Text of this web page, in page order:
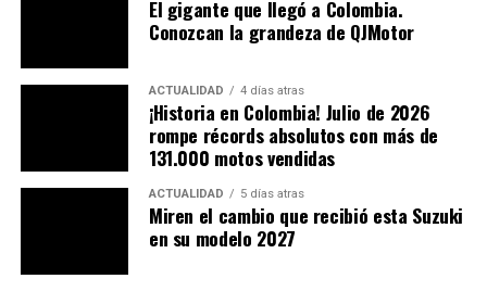
provistas con suspensionesWP avanzadas.
los concesionarios durante el 2021
tiempo dirá si se realiza así, y posteriormente llega a
Colombia, lugar donde podría hacerse de un buen
segmento del mercado.
También te puede interesar:
Prueba Honda CB190R, estilo impecable
El gigante que llegó a Colombia.
Conozcan la grandeza de QJMotor
ACTUALIDAD 4 días atras
¡Historia en Colombia! Julio de 2026
rompe récords absolutos con más de
131.000 motos vendidas
ACTUALIDAD 5 días atras
Miren el cambio que recibió esta Suzuki
en su modelo 2027